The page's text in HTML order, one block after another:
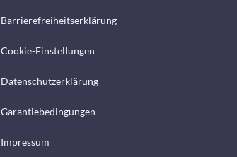
Barrierefreiheitserklärung
Cookie-Einstellungen
Datenschutzerklärung
Garantiebedingungen
Impressum